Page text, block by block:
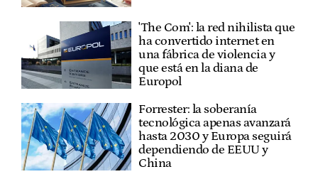
'The Com': la red nihilista que
ha convertido internet en
una fábrica de violencia y
que está en la diana de
Europol
Forrester: la soberanía
tecnológica apenas avanzará
hasta 2030 y Europa seguirá
dependiendo de EEUU y
China